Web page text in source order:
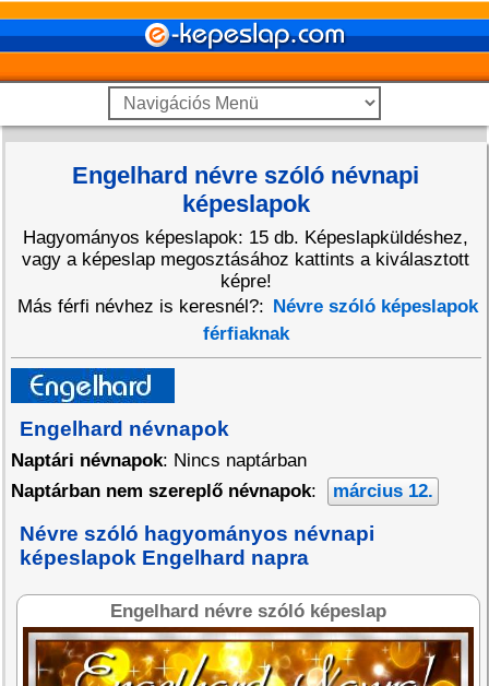
Engelhard névre szóló névnapi
képeslapok
Hagyományos képeslapok: 15 db. Képeslapküldéshez,
vagy a képeslap megosztásához kattints a kiválasztott
képre!
Más férfi névhez is keresnél?: Névre szóló képeslapok
férfiaknak
Engelhard névnapok
Naptári névnapok: Nincs naptárban
Naptárban nem szereplő névnapok: március 12.
Névre szóló hagyományos névnapi
képeslapok Engelhard napra
Engelhard névre szóló képeslap